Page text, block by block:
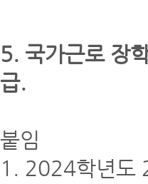
5. 국가근로 장
급.
붙임
1. 2024학년도